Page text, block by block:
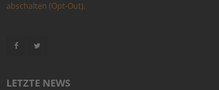
abschalten (Opt-Out).
LETZTE NEWS